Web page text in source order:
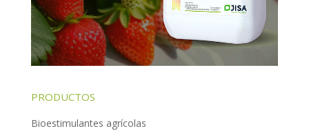
PRODUCTOS
Bioestimulantes agrícolas